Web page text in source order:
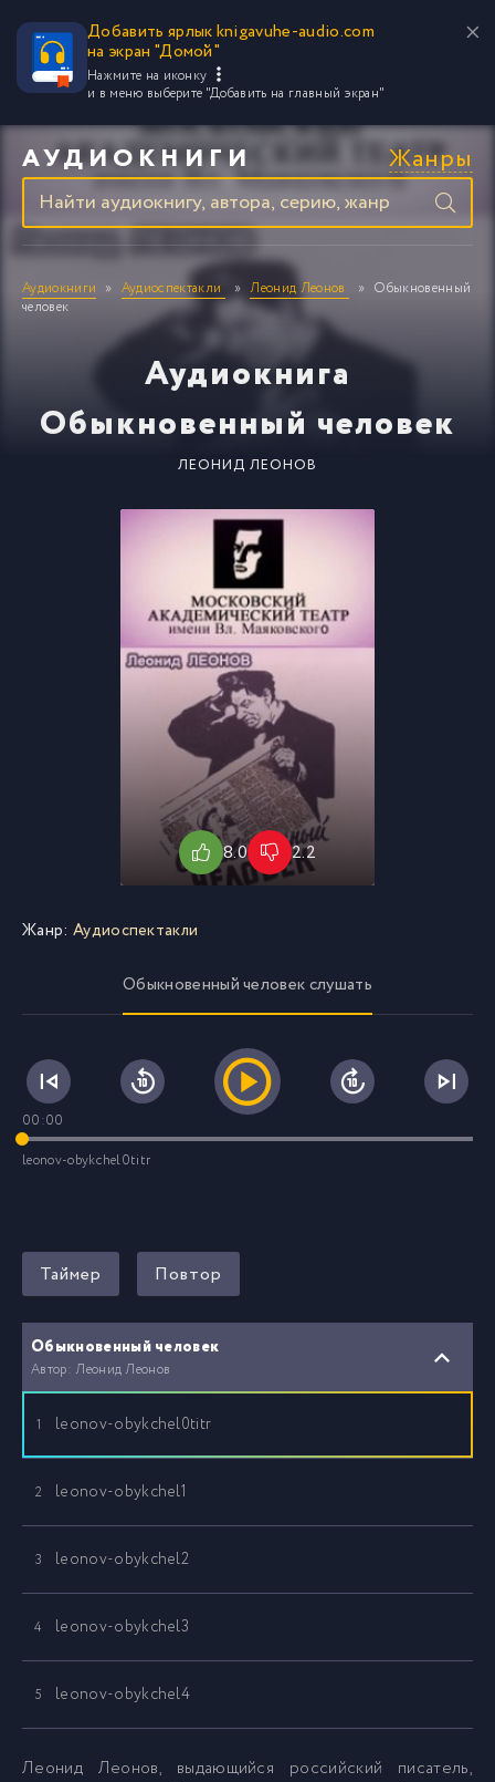
Добавить ярлык knigavuhe-audio.com
на экран "Домой"
Нажмите на иконку
и в меню выберите "Добавить на главный экран"
АУДИОКНИГИ Жанры
Аудиокниги Аудиоспектакли Леонид Леонов
Обыкновенный
человек
Аудиокнига
Обыкновенный человек
ЛЕОНИД ЛЕОНОВ
8.0 2.2
Жанр: Аудиоспектакли
Обыкновенный человек слушать
00:00
leonov-obykchel0titr
Таймер Повтор
Обыкновенный человек
Автор: Леонид Леонов
1 leonov-obykchel0titr
2 leonov-obykchel1
3 leonov-obykchel2
4 leonov-obykchel3
5 leonov-obykchel4
Леонид Леонов, выдающийся российский писатель,